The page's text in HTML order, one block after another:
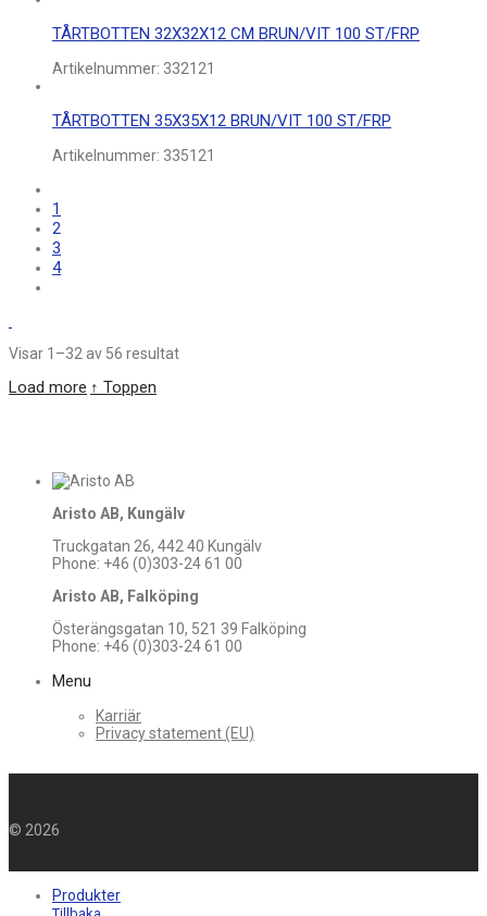
TÅRTBOTTEN 32X32X12 CM BRUN/VIT 100 ST/FRP
Artikelnummer: 332121
TÅRTBOTTEN 35X35X12 BRUN/VIT 100 ST/FRP
Artikelnummer: 335121
1
2
3
4
Visar 1–32 av 56 resultat
Load more ↑ Toppen
Aristo AB, Kungälv
Truckgatan 26, 442 40 Kungälv
Phone: +46 (0)303-24 61 00
Aristo AB, Falköping
Österängsgatan 10, 521 39 Falköping
Phone: +46 (0)303-24 61 00
Menu
Karriär
Privacy statement (EU)
© 2026
Produkter